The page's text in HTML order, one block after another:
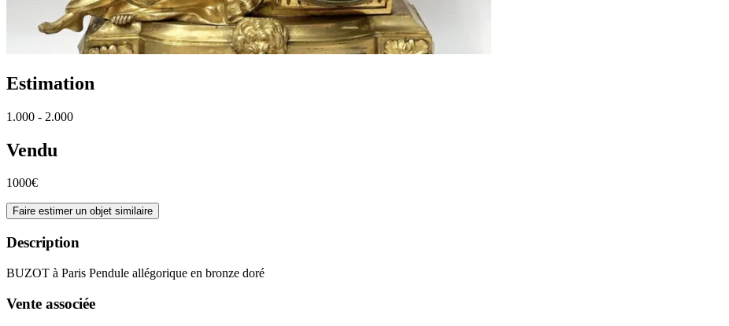
Estimation
1.000 - 2.000
Vendu
1000€
Faire estimer un objet similaire
Description
BUZOT à Paris Pendule allégorique en bronze doré
Vente associée